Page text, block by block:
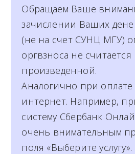
Обращаем Ваше
зачислении Ваших
(не на счет СУНЦ МГУ)
оргвзноса не считается
произведенной.
Аналогично при оплате
интернет. Например,
систему Сбербанк
очень внимательным
поля «Выберите